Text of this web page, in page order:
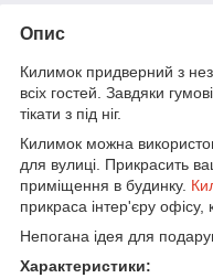
Опис
Килимок придверний з
всіх гостей. Завдяки
тікати з під ніг.
Килимок можна
для вулиці. Прикрасить
приміщення в будинку.
прикраса інтер'єру офісу,
Непогана ідея для
Характеристики: